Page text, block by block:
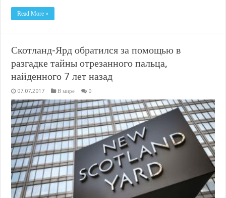
Read More »
Скотланд-Ярд обратился за помощью в
разгадке тайны отрезанного пальца,
найденного 7 лет назад
07.07.2017 В мире 0